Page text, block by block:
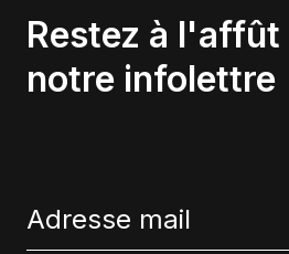
Restez à l'affût
notre infolettre